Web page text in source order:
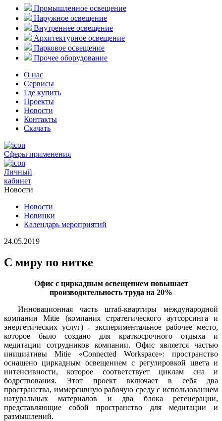
Промышленное освещение
Наружное освещение
Внутреннее освещение
Архитектурное освещение
Парковое освещение
Прочее оборудование
О нас
Сервисы
Где купить
Проекты
Новости
Контакты
Скачать
Сферы применения
Личный
кабинет
Новости
Новости
Новинки
Календарь мероприятий
24.05.2019
С миру по нитке
Офис с циркадным освещением повышает
производительность труда на 20%
Инновационная часть штаб-квартиры международной
компании Mitie (компания стратегического аутсорсинга и
энергетических услуг) - экспериментальное рабочее место,
которое было создано для краткосрочного отдыха и
медитации сотрудников компании. Офис является частью
инициативы Mitie «Connected Workspace»: пространство
оснащено циркадным освещением с регулировкой цвета и
интенсивности, которое соответствует циклам сна и
бодрствования. Этот проект включает в себя два
пространства, иммерсивную рабочую среду с использованием
натуральных материалов и два блока регенерации,
представляющие собой пространство для медитации и
размышлений.